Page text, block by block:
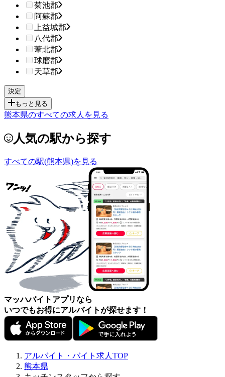
菊池郡
阿蘇郡
上益城郡
八代郡
葦北郡
球磨郡
天草郡
もっと見る
熊本県のすべての求人を見る
人気の駅から探す
すべての駅(熊本県)を見る
マッハバイトアプリなら
いつでもお得にアルバイトが探せます！
アルバイト・バイト求人TOP
熊本県